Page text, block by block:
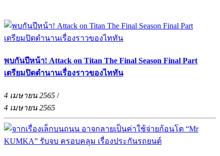
พบกันปีหน้า! Attack on Titan The Final Season Final Part
เตรียมปิดตำนานเรื่องราวของไททัน
4 เมษายน 2565 /
4 เมษายน 2565